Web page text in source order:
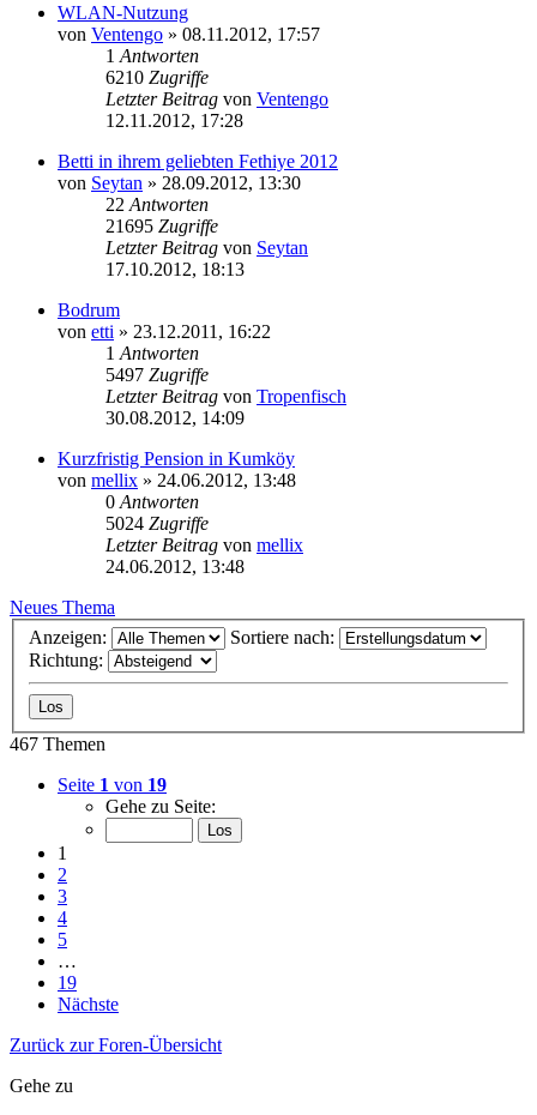
WLAN-Nutzung
von Ventengo » 08.11.2012, 17:57
1 Antworten
6210 Zugriffe
Letzter Beitrag von Ventengo
12.11.2012, 17:28
Betti in ihrem geliebten Fethiye 2012
von Seytan » 28.09.2012, 13:30
22 Antworten
21695 Zugriffe
Letzter Beitrag von Seytan
17.10.2012, 18:13
Bodrum
von etti » 23.12.2011, 16:22
1 Antworten
5497 Zugriffe
Letzter Beitrag von Tropenfisch
30.08.2012, 14:09
Kurzfristig Pension in Kumköy
von mellix » 24.06.2012, 13:48
0 Antworten
5024 Zugriffe
Letzter Beitrag von mellix
24.06.2012, 13:48
Neues Thema
Anzeigen:
Sortiere nach:
Richtung:
467 Themen
Seite 1 von 19
Gehe zu Seite:
1
2
3
4
5
…
19
Nächste
Zurück zur Foren-Übersicht
Gehe zu